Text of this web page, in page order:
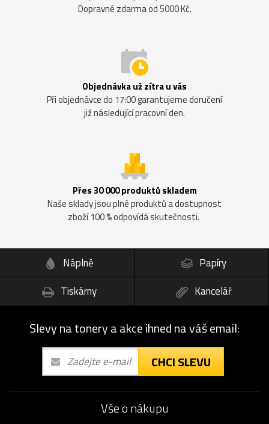
Dopravné zdarma od 5000 Kč.
Objednávka už zítra u vás
Při objednávce do 17:00 garantujeme doručení
již následující pracovní den.
Přes 30 000 produktů skladem
Naše sklady jsou plné produktů a dostupnost
zboží 100 % odpovídá skutečnosti.
Náplně
Papíry
Tiskárny
Kancelář
Slevy na tonery a akce ihned na váš email:
CHCI SLEVU
Vše o nákupu